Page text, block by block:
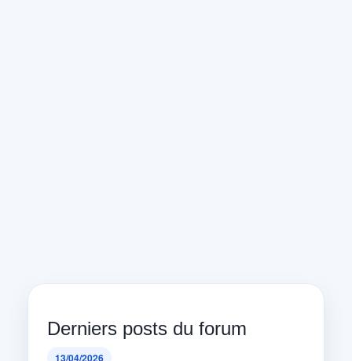
Derniers posts du forum
13/04/2026